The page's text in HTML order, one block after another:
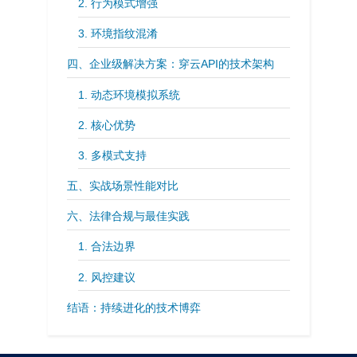
​​2. 行为模式增强​​
​​3. 环境指纹混淆​​
​​四、企业级解决方案：穿云API的技术架构​​
​​1. 动态环境模拟系统​​
​​2. 核心优势​​
​​3. 多模式支持​​
​​五、实战场景性能对比​​
​​六、法律合规与最佳实践​​
​​1. 合法边界​​
​​2. 风控建议​​
​​结语：持续进化的技术博弈​​